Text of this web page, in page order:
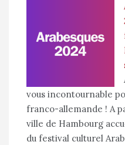
vous incontournable
franco-allemande ! A
ville de Hambourg
du festival culturel